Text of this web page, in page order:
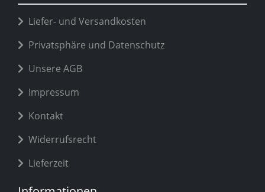
Liefer- und Versandkosten
Privatsphäre und Datenschutz
Unsere AGB
Impressum
Kontakt
Widerrufsrecht
Lieferzeit